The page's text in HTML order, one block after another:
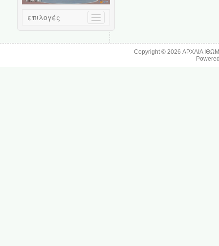
Copyright © 2026ΑΡΧΑΙΑ